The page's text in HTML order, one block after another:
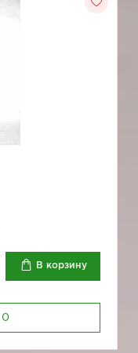
В корзину
0